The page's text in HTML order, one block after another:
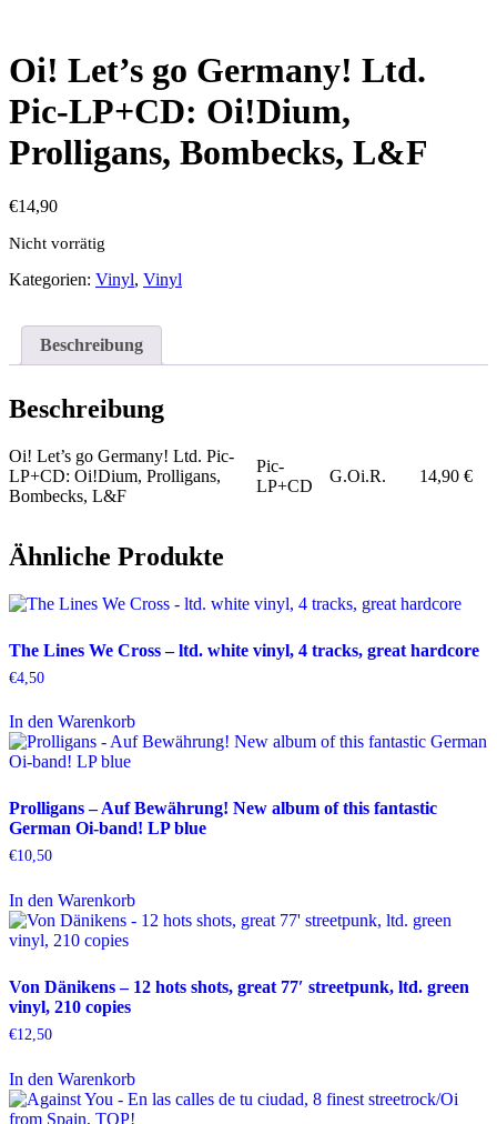
Oi! Let’s go Germany! Ltd.
Pic-LP+CD: Oi!Dium,
Prolligans, Bombecks, L&F
€14,90
Nicht vorrätig
Kategorien: Vinyl, Vinyl
Beschreibung
Beschreibung
Oi! Let’s go Germany! Ltd. Pic-
LP+CD: Oi!Dium, Prolligans,
Bombecks, L&F
Pic-
LP+CD
G.Oi.R. 14,90 €
Ähnliche Produkte
The Lines We Cross – ltd. white vinyl, 4 tracks, great hardcore
€4,50
In den Warenkorb
Prolligans – Auf Bewährung! New album of this fantastic
German Oi-band! LP blue
€10,50
In den Warenkorb
Von Dänikens – 12 hots shots, great 77′ streetpunk, ltd. green
vinyl, 210 copies
€12,50
In den Warenkorb